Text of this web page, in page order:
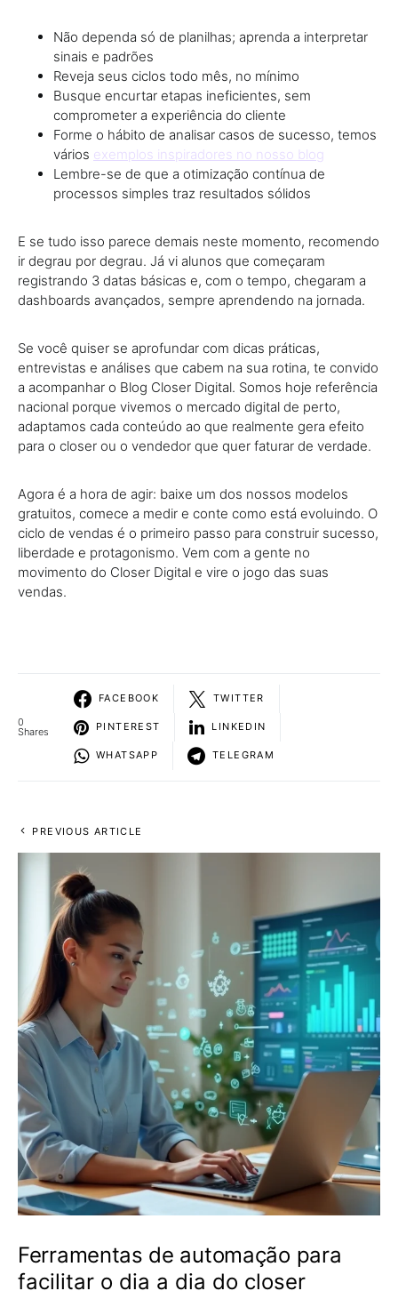
Não dependa só de planilhas; aprenda a interpretar
sinais e padrões
Reveja seus ciclos todo mês, no mínimo
Busque encurtar etapas ineficientes, sem
comprometer a experiência do cliente
Forme o hábito de analisar casos de sucesso, temos
vários exemplos inspiradores no nosso blog
Lembre-se de que a otimização contínua de
processos simples traz resultados sólidos
E se tudo isso parece demais neste momento, recomendo
ir degrau por degrau. Já vi alunos que começaram
registrando 3 datas básicas e, com o tempo, chegaram a
dashboards avançados, sempre aprendendo na jornada.
Se você quiser se aprofundar com dicas práticas,
entrevistas e análises que cabem na sua rotina, te convido
a acompanhar o Blog Closer Digital. Somos hoje referência
nacional porque vivemos o mercado digital de perto,
adaptamos cada conteúdo ao que realmente gera efeito
para o closer ou o vendedor que quer faturar de verdade.
Agora é a hora de agir: baixe um dos nossos modelos
gratuitos, comece a medir e conte como está evoluindo. O
ciclo de vendas é o primeiro passo para construir sucesso,
liberdade e protagonismo. Vem com a gente no
movimento do Closer Digital e vire o jogo das suas
vendas.
0
Shares
FACEBOOK TWITTER
PINTEREST LINKEDIN
WHATSAPP TELEGRAM
PREVIOUS ARTICLE
Ferramentas de automação para
facilitar o dia a dia do closer